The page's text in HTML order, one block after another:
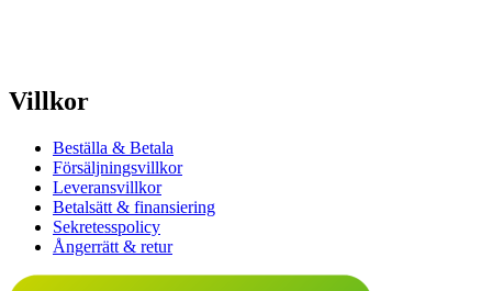
Villkor
Beställa & Betala
Försäljningsvillkor
Leveransvillkor
Betalsätt & finansiering
Sekretesspolicy
Ångerrätt & retur